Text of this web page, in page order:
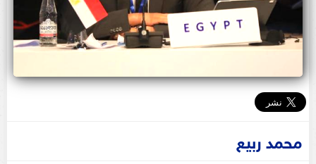
محمد ربيع